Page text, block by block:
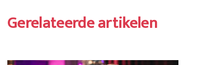
Gerelateerde artikelen